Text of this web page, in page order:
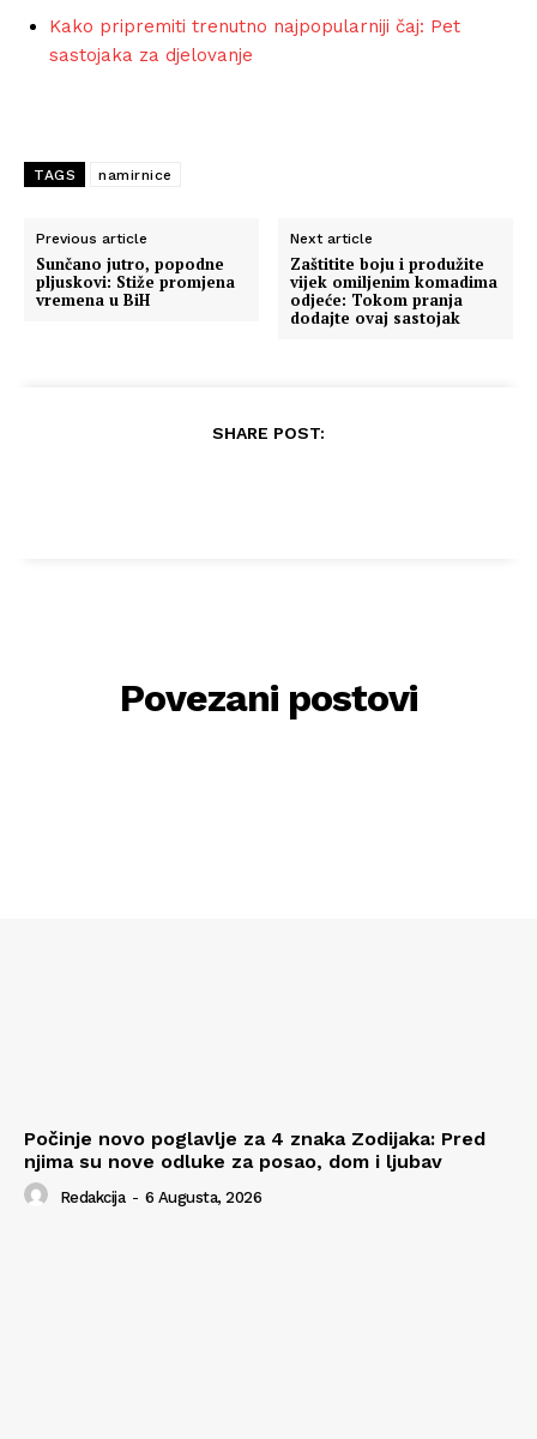
Kako pripremiti trenutno najpopularniji čaj: Pet
sastojaka za djelovanje
TAGS namirnice
Previous article
Sunčano jutro, popodne
pljuskovi: Stiže promjena
vremena u BiH
Next article
Zaštitite boju i produžite
vijek omiljenim komadima
odjeće: Tokom pranja
dodajte ovaj sastojak
SHARE POST:
Povezani postovi
Počinje novo poglavlje za 4 znaka Zodijaka: Pred
njima su nove odluke za posao, dom i ljubav
Redakcija - 6 Augusta, 2026